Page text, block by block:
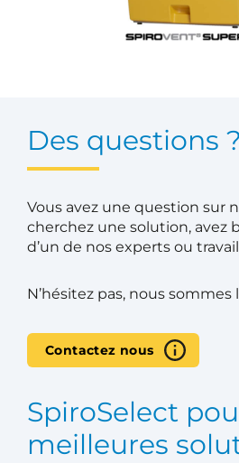
Des questions ?
Vous avez une question sur
cherchez une solution, avez
d’un de nos experts ou
N’hésitez pas, nous sommes
Contactez nous
SpiroSelect
meilleures